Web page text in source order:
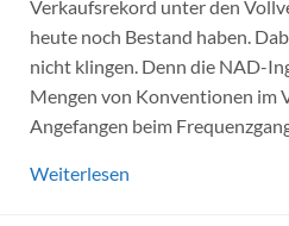
Verkaufsrekord unter den
heute noch Bestand haben.
nicht klingen. Denn die NAD-
Mengen von Konventionen im
Angefangen beim
Weiterlesen